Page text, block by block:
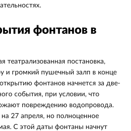
фонтанов в
театрализованная постановка,
и громкий пушечный залп в конце
фонтанов начнется за две-
события, при условии, что
повреждению водопровода.
27 апреля, но полноценное
С этой даты фонтаны начнут